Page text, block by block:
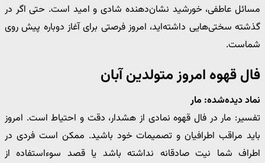
مسائل عاطفی، خورشید نشان‌دهنده شادی و امید است. حتی اگر در
گذشته سختی‌هایی داشته‌اید، امروز فرصتی برای آغاز دوباره پیش روی
شماست.
فال قهوه امروز متولدین آبان
نماد دیده‌شده: مار
تفسیر: مار در فال قهوه نمادی از هشدار، دقت و احتیاط است. امروز
باید مراقب اطرافیان و تصمیمات خود باشید. ممکن است فردی در
اطراف شما نیت صادقانه نداشته باشد یا قصد سوءاستفاده از